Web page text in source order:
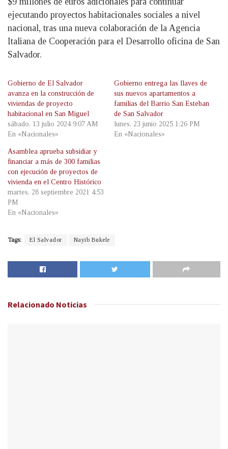
ejecutando proyectos habitacionales sociales a nivel
nacional, tras una nueva colaboración de la Agencia
Italiana de Cooperación para el Desarrollo oficina de San
Salvador.
Gobierno de El Salvador
avanza en la construcción de
viviendas de proyecto
habitacional en San Miguel
sábado, 13 julio 2024 9:07 AM
En «Nacionales»
Gobierno entrega las llaves de
sus nuevos apartamentos a
familias del Barrio San Esteban
de San Salvador
lunes, 23 junio 2025 1:26 PM
En «Nacionales»
Asamblea aprueba subsidiar y
financiar a más de 300 familias
con ejecución de proyectos de
vivienda en el Centro Histórico
martes, 28 septiembre 2021 4:53
PM
En «Nacionales»
Tags: El Salvador Nayib Bukele
Relacionado Noticias